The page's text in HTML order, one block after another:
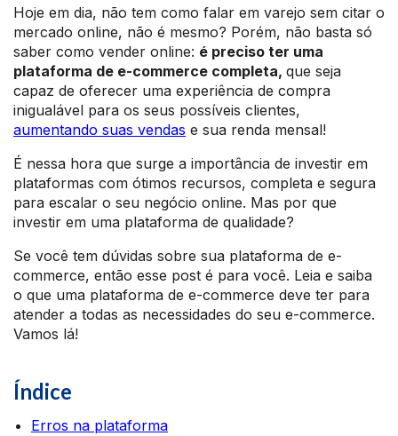
Hoje em dia, não tem como falar em varejo sem citar o
mercado online, não é mesmo? Porém, não basta só
saber como vender online: é preciso ter uma
plataforma de e-commerce completa, que seja
capaz de oferecer uma experiência de compra
inigualável para os seus possíveis clientes,
aumentando suas vendas e sua renda mensal!
É nessa hora que surge a importância de investir em
plataformas com ótimos recursos, completa e segura
para escalar o seu negócio online. Mas por que
investir em uma plataforma de qualidade?
Se você tem dúvidas sobre sua plataforma de e-
commerce, então esse post é para você. Leia e saiba
o que uma plataforma de e-commerce deve ter para
atender a todas as necessidades do seu e-commerce.
Vamos lá!
Índice
Erros na plataforma